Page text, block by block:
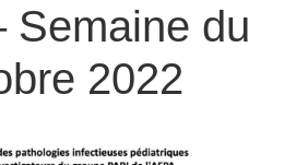
Semaine du
2022